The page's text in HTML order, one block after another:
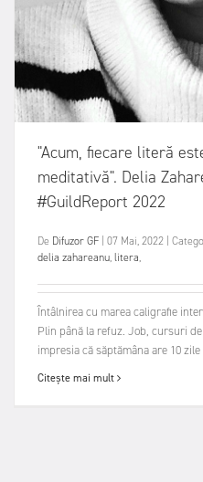
"Acum, fiecare literă
meditativă". Delia
#GuildReport 2022
De Difuzor GF 07 Mai, 2022
delia zahareanu,litera,
Întâlnirea cu marea caligrafie
Plin până la refuz. Job, cursuri
impresia că săptămâna are 10 zile
Citește mai mult